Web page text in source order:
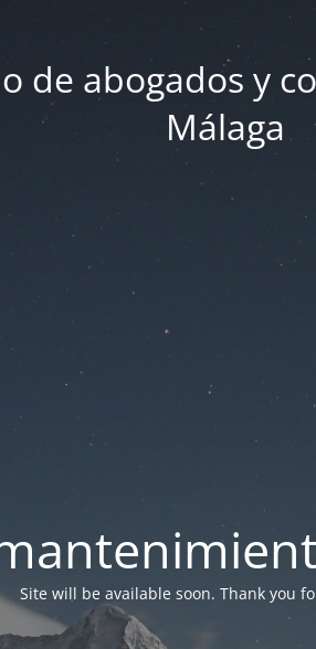
de abogados y
Málaga
Site will be available soon. Thank you